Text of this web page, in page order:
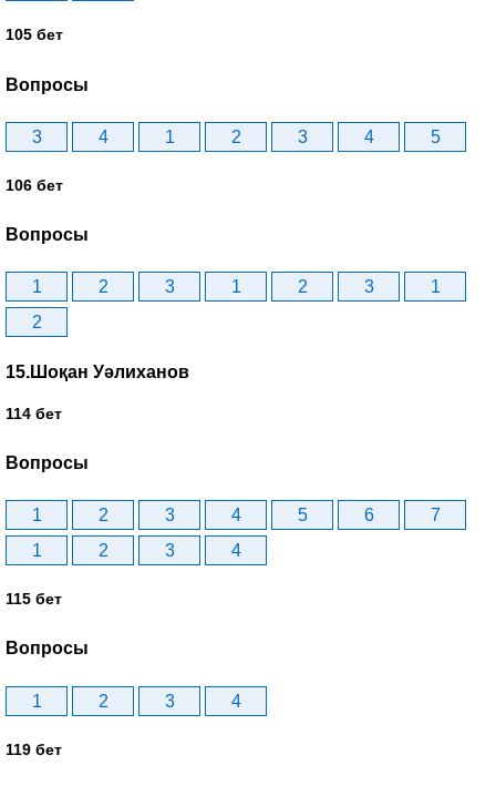
105 бет
Вопросы
3 4 1 2 3 4 5
106 бет
Вопросы
1 2 3 1 2 3
1
2
15.Шоқан Уәлиханов
114 бет
Вопросы
1 2 3 4 5 6
7
1
2 3 4
115 бет
Вопросы
1 2 3 4
119 бет